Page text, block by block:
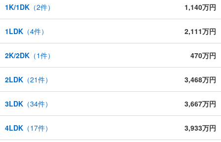
1K/1DK （2件） 1,140万円
1LDK （4件） 2,111万円
2K/2DK （1件） 470万円
2LDK （21件） 3,468万円
3LDK （34件） 3,667万円
4LDK （17件） 3,933万円